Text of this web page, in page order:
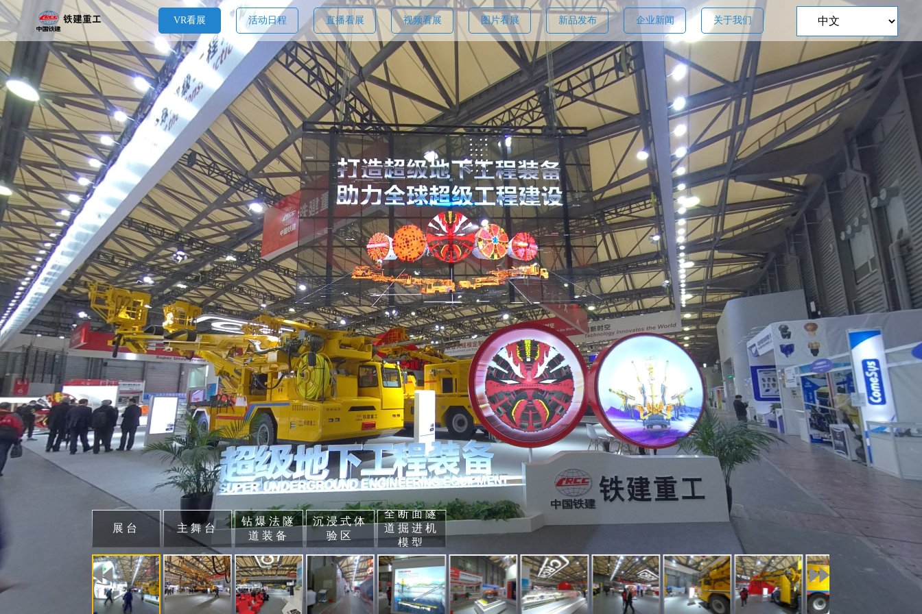
展台 主舞台
钻爆法隧
道装备
沉浸式体
验区
全断面隧
道掘进机
模型
VR看展 活动日程 直播看展 视频看展 图片看展 新品发布 企业新闻 关于我们